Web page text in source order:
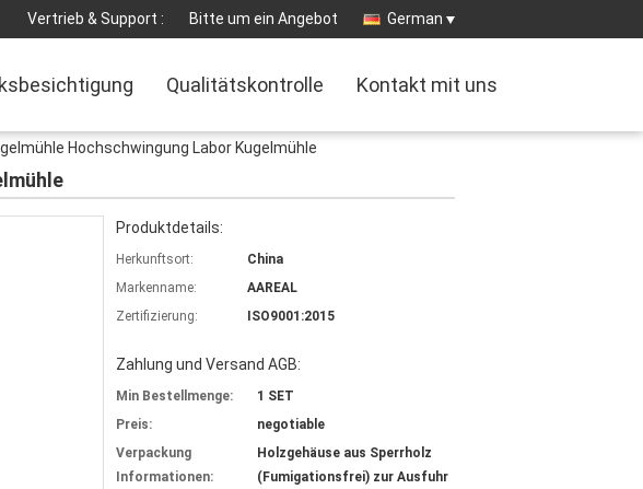
Vertrieb & Support : Bitte um ein Angebot German
Qualitätskontrolle Kontakt mit uns
Hochschwingung Labor Kugelmühle
Produktdetails:
Herkunftsort:
China
Markenname:
AAREAL
Zertifizierung:
ISO9001:2015
Zahlung und Versand AGB:
Min Bestellmenge:
1 SET
Preis:
negotiable
Verpackung
Informationen:
Holzgehäuse aus Sperrholz
(Fumigationsfrei) zur Ausfuhr